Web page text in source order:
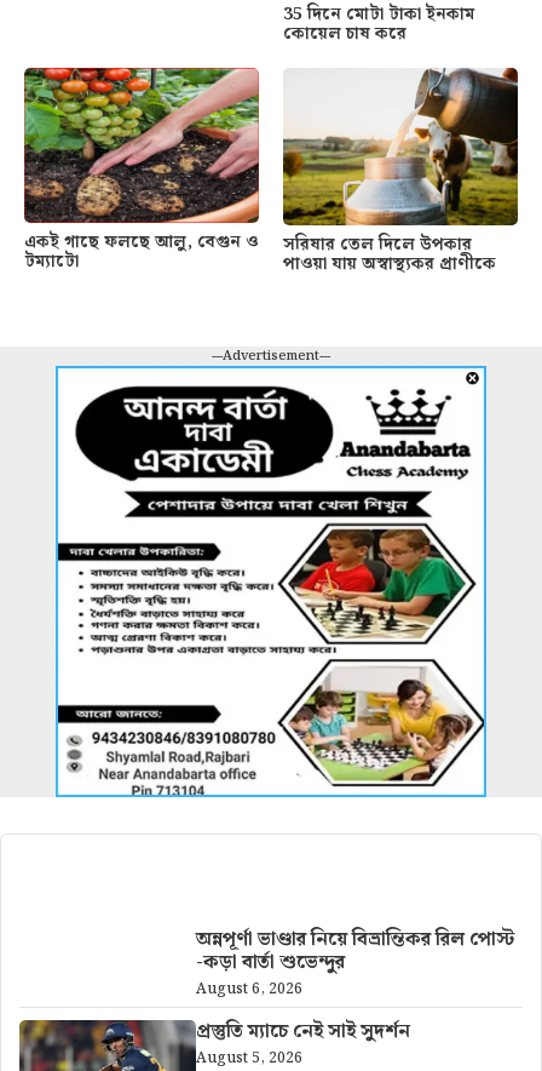
35 দিনে মোটা টাকা ইনকাম
কোয়েল চাষ করে
একই গাছে ফলছে আলু, বেগুন ও
টম্যাটো
সরিষার তেল দিলে উপকার
পাওয়া যায় অস্বাস্থ্যকর প্রাণীকে
---Advertisement---
অন্নপূর্ণা ভাণ্ডার নিয়ে বিভ্রান্তিকর রিল পোস্ট
-কড়া বার্তা শুভেন্দুর
August 6, 2026
প্রস্তুতি ম্যাচে নেই সাই সুদর্শন
August 5, 2026